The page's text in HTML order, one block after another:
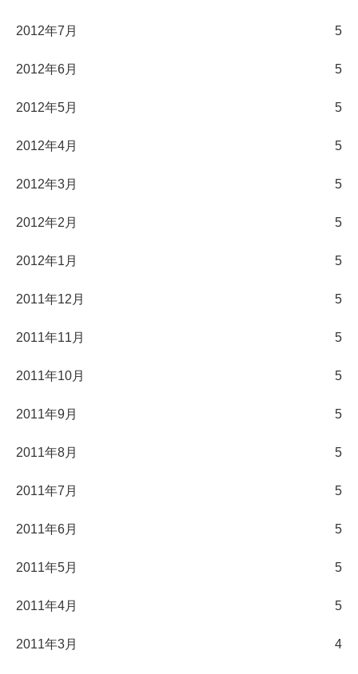
2012年7月 5
2012年6月 5
2012年5月 5
2012年4月 5
2012年3月 5
2012年2月 5
2012年1月 5
2011年12月 5
2011年11月 5
2011年10月 5
2011年9月 5
2011年8月 5
2011年7月 5
2011年6月 5
2011年5月 5
2011年4月 5
2011年3月 4